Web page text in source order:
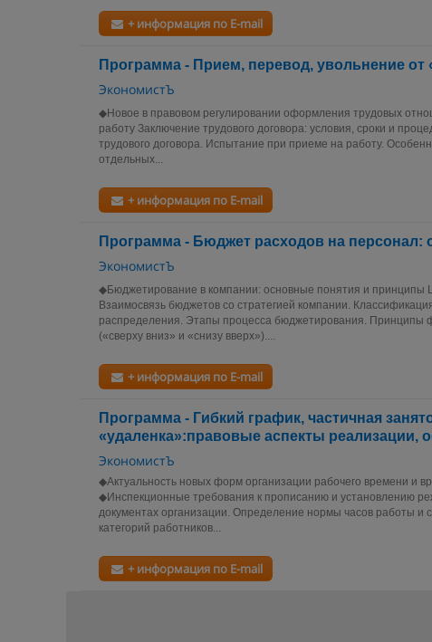
+ информация по E-mail
Программа - Прием, перевод, увольнение от
ЭкономистЪ
◆Новое в правовом регулировании оформления трудовых
работу Заключение трудового договора: условия, сроки и
трудового договора. Испытание при приеме на работу.
отдельных...
+ информация по E-mail
Программа - Бюджет расходов на персонал:
ЭкономистЪ
◆Бюджетирование в компании: основные понятия и принципы
Взаимосвязь бюджетов со стратегией компании.
распределения. Этапы процесса бюджетирования. Принципы
(«сверху вниз» и «снизу вверх»)....
+ информация по E-mail
Программа - Гибкий график, частичная
«удаленка»:правовые аспекты реализации,
ЭкономистЪ
◆Актуальность новых форм организации рабочего времени и
◆Инспекционные требования к прописанию и установлению
документах организации. Определение нормы часов работы и
категорий работников...
+ информация по E-mail